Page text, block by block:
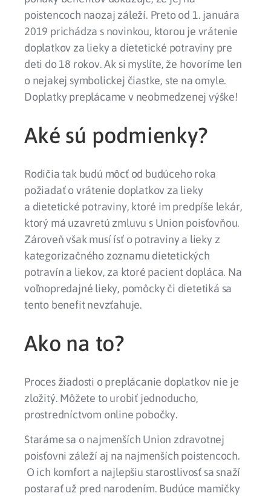
poistencoch naozaj záleží. Preto od 1. januára
2019 prichádza s novinkou, ktorou je vrátenie
doplatkov za lieky a dietetické potraviny pre
deti do 18 rokov. Ak si myslíte, že hovoríme len
o nejakej symbolickej čiastke, ste na omyle.
Doplatky preplácame v neobmedzenej výške!
Aké sú podmienky?
Rodičia tak budú môcť od budúceho roka
požiadať o vrátenie doplatkov za lieky
a dietetické potraviny, ktoré im predpíše lekár,
ktorý má uzavretú zmluvu s Union poisťovňou.
Zároveň však musí ísť o potraviny a lieky z
kategorizačného zoznamu dietetických
potravín a liekov, za ktoré pacient dopláca. Na
voľnopredajné lieky, pomôcky či dietetiká sa
tento benefit nevzťahuje.
Ako na to?
Proces žiadosti o preplácanie doplatkov nie je
zložitý. Môžete to urobiť jednoducho,
prostredníctvom online pobočky.
Staráme sa o najmenších Union zdravotnej
poisťovni záleží aj na najmenších poistencoch.
O ich komfort a najlepšiu starostlivosť sa snaží
postarať už pred narodením. Budúce mamičky